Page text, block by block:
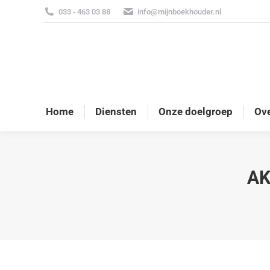
033 - 463 03 88 info@mijnboekhouder.nl
Home Diensten Onze doelgroep